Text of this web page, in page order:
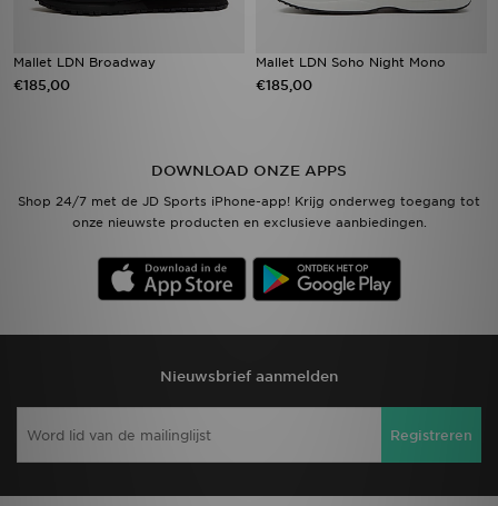
Mallet LDN Broadway
€185,00
Mallet LDN Soho Night Mono
€185,00
DOWNLOAD ONZE APPS
Shop 24/7 met de JD Sports iPhone-app! Krijg onderweg toegang tot
onze nieuwste producten en exclusieve aanbiedingen.
Nieuwsbrief aanmelden
Registreren